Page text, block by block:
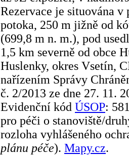
Rezervace je situována v
potoka, 250 m jižně od
(699,8 m n. m.), pod
1,5 km severně od obce
Huslenky, okres Vsetín,
nařízením Správy
č. 2/2013 ze dne 27. 11.
Evidenční kód ÚSOP:
pro péči o stanoviště/
rozloha vyhlášeného
plánu péče). Mapy.cz.